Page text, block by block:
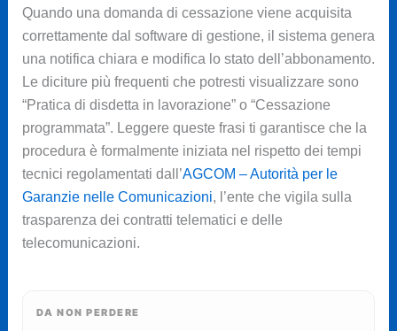
Quando una domanda di cessazione viene acquisita
correttamente dal software di gestione, il sistema genera
una notifica chiara e modifica lo stato dell’abbonamento.
Le diciture più frequenti che potresti visualizzare sono
“Pratica di disdetta in lavorazione” o “Cessazione
programmata”. Leggere queste frasi ti garantisce che la
procedura è formalmente iniziata nel rispetto dei tempi
tecnici regolamentati dall’AGCOM – Autorità per le
Garanzie nelle Comunicazioni, l’ente che vigila sulla
trasparenza dei contratti telematici e delle
telecomunicazioni.
DA NON PERDERE